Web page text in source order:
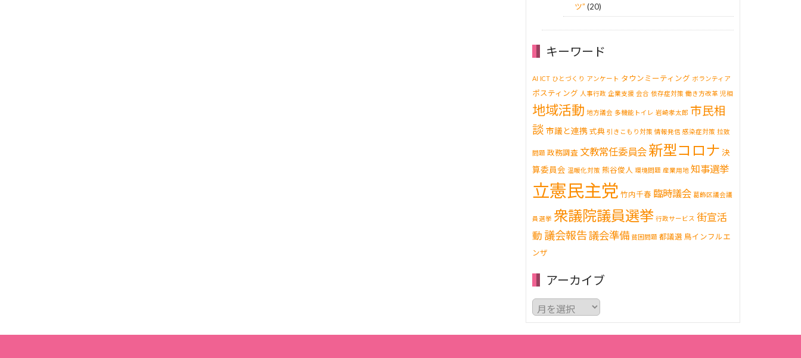
ツ” (20)
キーワード
AI ICT ひとづくり アンケート タウンミーティング ボランティア
ポスティング 人事行政 企業支援 会合 依存症対策 働き方改革 児相
地域活動 地方議会 多機能トイレ 岩崎孝太郎 市民相
談 市議と連携 式典 引きこもり対策 情報発信 感染症対策 拉致
問題 政務調査 文教常任委員会 新型コロナ 決
算委員会 温暖化対策 熊谷俊人 環境問題 産業用地 知事選挙
立憲民主党 竹内千春 臨時議会 葛飾区議会議
員選挙 衆議院議員選挙 行政サービス 街宣活
動 議会報告議会準備 貧困問題 都議選 鳥インフルエ
ンザ
アーカイブ
ア
ー
カ
イ